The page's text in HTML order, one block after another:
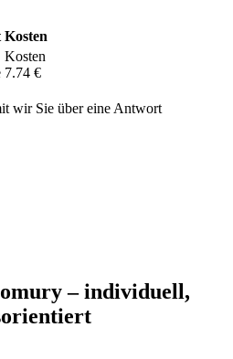
Kosten
Kosten
7.74 €
wir Sie über eine Antwort
– individuell,